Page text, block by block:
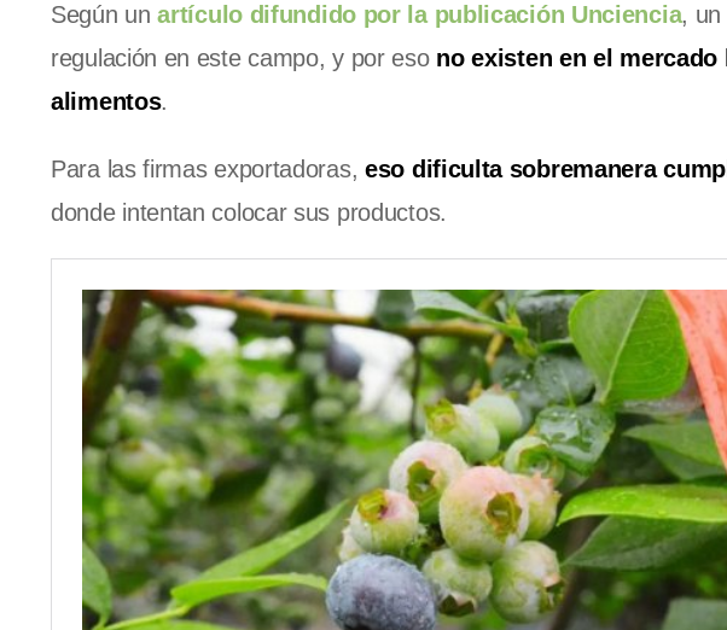
Según un artículo difundido por la publicación Unciencia, un
regulación en este campo, y por eso no existen en el
alimentos.
Para las firmas exportadoras, eso dificulta sobremanera
donde intentan colocar sus productos.